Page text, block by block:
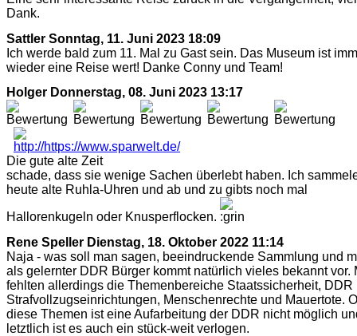
Dank.
Sattler Sonntag, 11. Juni 2023 18:09
Ich werde bald zum 11. Mal zu Gast sein. Das Museum ist
wieder eine Reise wert! Danke Conny und Team!
Holger Donnerstag, 08. Juni 2023 13:17
Die gute alte Zeit
schade, dass sie wenige Sachen überlebt haben. Ich
heute alte Ruhla-Uhren und ab und zu gibts noch mal
Hallorenkugeln oder Knusperflocken.
Rene Speller Dienstag, 18. Oktober 2022 11:14
Naja - was soll man sagen, beeindruckende Sammlung und
als gelernter DDR Bürger kommt natürlich vieles bekannt vor.
fehlten allerdings die Themenbereiche Staatssicherheit, DDR
Strafvollzugseinrichtungen, Menschenrechte und Mauertote.
diese Themen ist eine Aufarbeitung der DDR nicht möglich
letztlich ist es auch ein stück-weit verlogen.